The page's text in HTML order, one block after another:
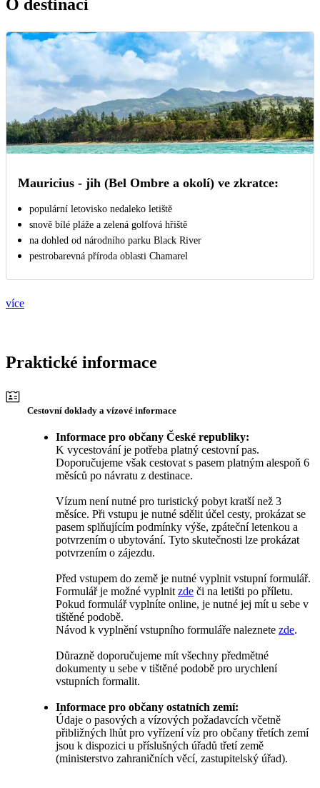
O destinaci
Mauricius - jih (Bel Ombre a okolí) ve zkratce:
populární letovisko nedaleko letiště
snově bílé pláže a zelená golfová hřiště
na dohled od národního parku Black River
pestrobarevná příroda oblasti Chamarel
více
Praktické informace
Cestovní doklady a vízové informace
Informace pro občany České republiky:
K vycestování je potřeba platný cestovní pas.
Doporučujeme však cestovat s pasem platným alespoň 6
měsíců po návratu z destinace.
Vízum není nutné pro turistický pobyt kratší než 3
měsíce. Při vstupu je nutné sdělit účel cesty, prokázat se
pasem splňujícím podmínky výše, zpáteční letenkou a
potvrzením o ubytování. Tyto skutečnosti lze prokázat
potvrzením o zájezdu.
Před vstupem do země je nutné vyplnit vstupní formulář.
Formulář je možné vyplnit zde či na letišti po příletu.
Pokud formulář vyplníte online, je nutné jej mít u sebe v
tištěné podobě.
Návod k vyplnění vstupního formuláře naleznete zde.
Důrazně doporučujeme mít všechny předmětné
dokumenty u sebe v tištěné podobě pro urychlení
vstupních formalit.
Informace pro občany ostatních zemí:
Údaje o pasových a vízových požadavcích včetně
přibližných lhůt pro vyřízení víz pro občany třetích zemí
jsou k dispozici u příslušných úřadů třetí země
(ministerstvo zahraničních věcí, zastupitelský úřad).